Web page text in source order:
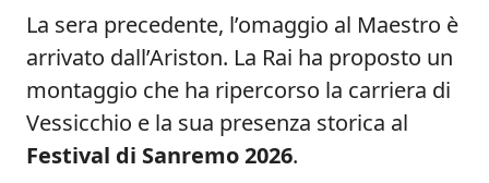
La sera precedente, l’omaggio al Maestro è
arrivato dall’Ariston. La Rai ha proposto un
montaggio che ha ripercorso la carriera di
Vessicchio e la sua presenza storica al
Festival di Sanremo 2026.